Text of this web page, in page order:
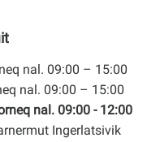
nal. 09:00 – 15:00
nal. 09:00 – 15:00
nal. 09:00 - 12:00
Ingerlatsivik